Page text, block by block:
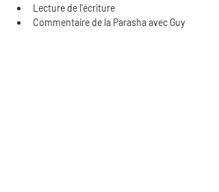
Lecture de l'écriture
Commentaire de la Parasha avec Guy